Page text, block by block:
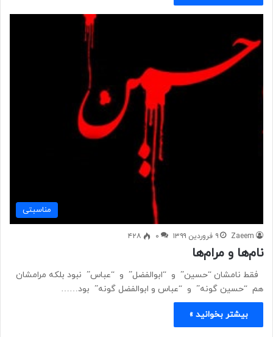
مناسبتی
Zaeem ۹ فروردین ۱۳۹۹ ۰ ۴۲۸
نام‌ها و مرام‌ها
فقط نامشان “حسین” و “ابوالفضل” و “عباس” نبود بلکه مرامشان
هم “حسین گونه” و “عباس و ابوالفضل گونه” بود……
بیشتر بخوانید »